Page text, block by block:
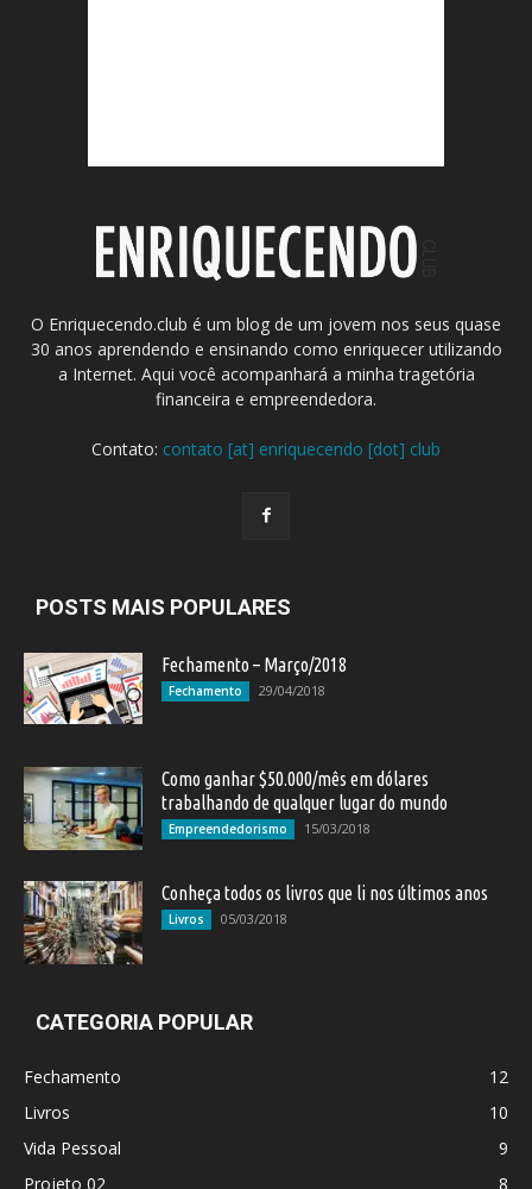
O Enriquecendo.club é um blog de um jovem nos seus quase
30 anos aprendendo e ensinando como enriquecer utilizando
a Internet. Aqui você acompanhará a minha tragetória
financeira e empreendedora.
Contato: contato [at] enriquecendo [dot] club
POSTS MAIS POPULARES
Fechamento – Março/2018
Fechamento 29/04/2018
Como ganhar $50.000/mês em dólares
trabalhando de qualquer lugar do mundo
Empreendedorismo 15/03/2018
Conheça todos os livros que li nos últimos anos
Livros 05/03/2018
CATEGORIA POPULAR
Fechamento
12
Livros
10
Vida Pessoal
9
Projeto 02
8